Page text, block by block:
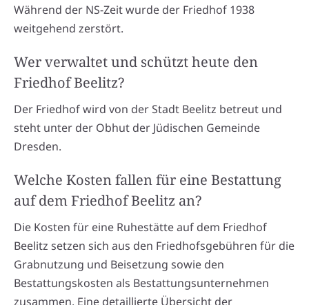
Während der NS-Zeit wurde der Friedhof 1938
weitgehend zerstört.
Wer verwaltet und schützt heute den
Friedhof Beelitz?
Der Friedhof wird von der Stadt Beelitz betreut und
steht unter der Obhut der Jüdischen Gemeinde
Dresden.
Welche Kosten fallen für eine Bestattung
auf dem Friedhof Beelitz an?
Die Kosten für eine Ruhestätte auf dem Friedhof
Beelitz setzen sich aus den Friedhofsgebühren für die
Grabnutzung und Beisetzung sowie den
Bestattungskosten als Bestattungsunternehmen
zusammen. Eine detaillierte Übersicht der